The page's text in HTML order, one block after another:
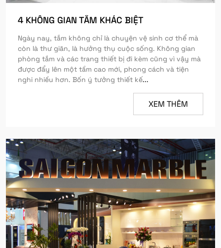
4 KHÔNG GIAN TẮM KHÁC BIỆT
Ngày nay, tắm không chỉ là chuyện vệ sinh cơ thể mà
còn là thư giãn, là hưởng thụ cuộc sống. Không gian
phòng tắm và các trang thiết bị đi kèm cũng vì vậy mà
được đẩy lên một tầm cao mới, phong cách và tiện
nghi nhiều hơn. Bốn ý tưởng thiết kế...
XEM THÊM